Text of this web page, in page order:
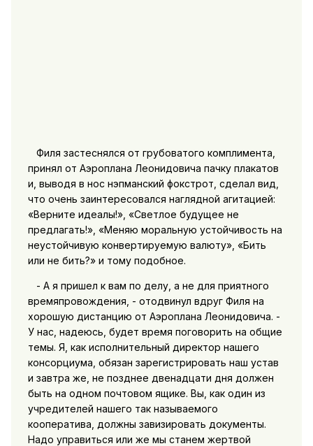
Филя застеснялся от грубоватого комплимента,
принял от Аэроплана Леонидовича пачку плакатов
и, выводя в нос нэпманский фокстрот, сделал вид,
что очень заинтересовался наглядной агитацией:
«Верните идеалы!», «Светлое будущее не
предлагать!», «Меняю моральную устойчивость на
неустойчивую конвертируемую валюту», «Бить
или не бить?» и тому подобное.
- А я пришел к вам по делу, а не для приятного
времяпровождения, - отодвинул вдруг Филя на
хорошую дистанцию от Аэроплана Леонидовича. -
У нас, надеюсь, будет время поговорить на общие
темы. Я, как исполнительный директор нашего
консорциума, обязан зарегистрировать наш устав
и завтра же, не позднее двенадцати дня должен
быть на одном почтовом ящике. Вы, как один из
учредителей нашего так называемого
кооператива, должны завизировать документы.
Надо управиться или же мы станем жертвой